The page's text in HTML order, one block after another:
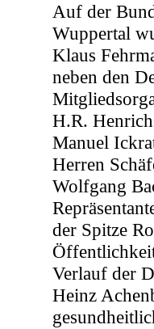
Auf der
Wuppertal
Klaus
neben den
H.R.
Manuel
Herren
Wolfgang
der Spitze
Verlauf der
Heinz